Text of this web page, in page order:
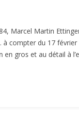
Marcel Martin
à compter du 17
gros et au détail à